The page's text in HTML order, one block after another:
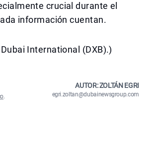
crucial durante el
información cuentan.
International (DXB).)
.
AUTOR: ZOLTÁN EGRI
egri.zoltan@dubainewsgroup.com